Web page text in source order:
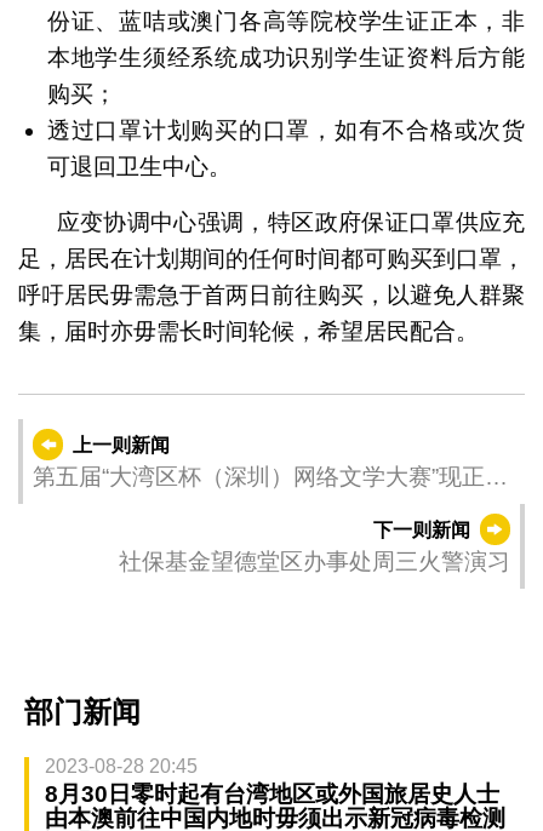
份证、蓝咭或澳门各高等院校学生证正本，非
本地学生须经系统成功识别学生证资料后方能
购买；
透过口罩计划购买的口罩，如有不合格或次货
可退回卫生中心。
应变协调中心强调，特区政府保证口罩供应充
足，居民在计划期间的任何时间都可购买到口罩，
呼吁居民毋需急于首两日前往购买，以避免人群聚
集，届时亦毋需长时间轮候，希望居民配合。
上一则新闻
第五届“大湾区杯（深圳）网络文学大赛”现正接
下一则新闻
社保基金望德堂区办事处周三火警演习
部门新闻
2023-08-28 20:45
8月30日零时起有台湾地区或外国旅居史人士
由本澳前往中国内地时毋须出示新冠病毒检测